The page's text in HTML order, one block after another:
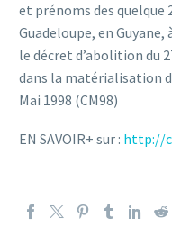
et prénoms des quelque
Guadeloupe, en
le décret d’abolition du
dans la matérialisation
Mai 1998 (CM98)
EN SAVOIR+ sur : http://